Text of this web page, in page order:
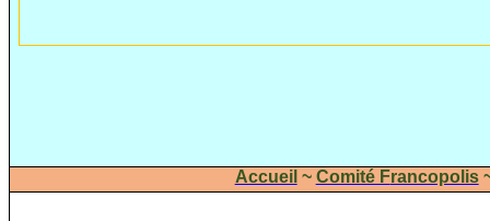
Accueil ~ Comité Francopolis